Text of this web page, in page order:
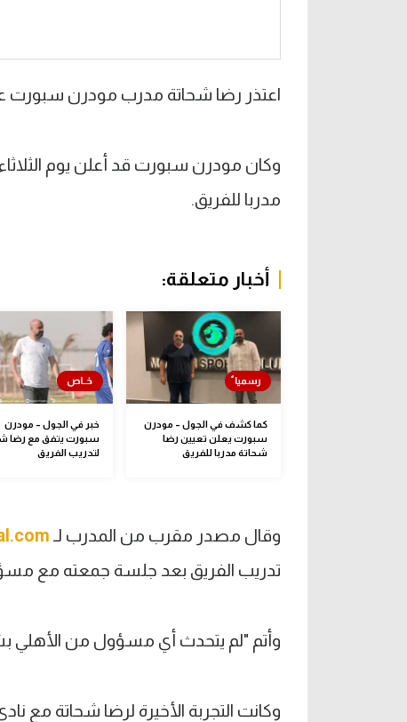
اعتذر رضا شحاتة مدرب مودرن سبورت
مدربا للفريق.
أخبار متعلقة:
كما كشف في الجول – مودرن
سبورت يعلن تعيين رضا
شحاتة مدربا للفريق
خبر في الجول – مودرن
سبورت يتفق مع رضا
لتدريب الفريق
وقال مصدر مقرب من المدرب لـ
تدريب الفريق بعد جلسة جمعته مع
وأتم "لم يتحدث أي مسؤول من الأهلي
وكانت التجربة الأخيرة لرضا شحاتة مع